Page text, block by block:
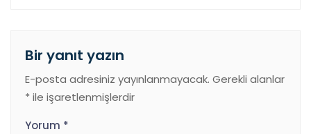
Bir yanıt yazın
E-posta adresiniz yayınlanmayacak. Gerekli alanlar
* ile işaretlenmişlerdir
Yorum *